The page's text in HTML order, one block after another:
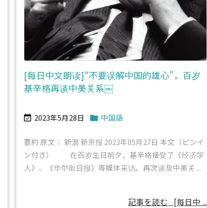
[每日中文朗读]“不要误解中国的雄心”，百岁
基辛格再谈中美关系￼
 2023年5月28日  中国語
要約 原文： 新浪 新京报 2023年05月27日 本文（ピンイ
ン付き） 在百岁生日前夕，基辛格接受了《经济学
人》、《华尔街日报》等媒体采访。再次谈及中美关 ...
記事を読む [每日中 ...